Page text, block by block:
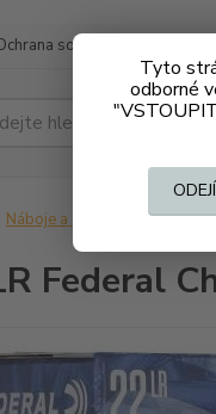
Tyto
odborné
soukromí
Náboje a střelivo na ZO
Federal